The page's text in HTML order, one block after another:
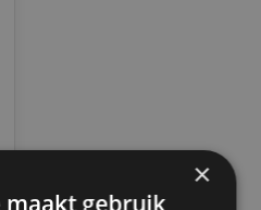
×
maakt gebruik